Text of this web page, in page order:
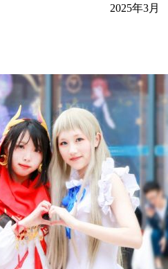
2025年3月